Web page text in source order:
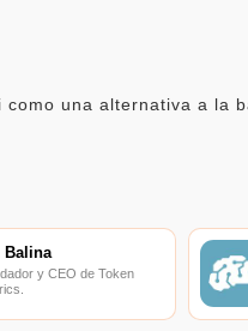
una alternativa a la
Balina
y CEO de Token